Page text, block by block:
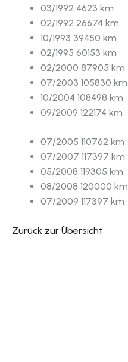
03/1992 4623 km
02/1992 26674 km
10/1993 39450 km
02/1995 60153 km
02/2000 87905 km
07/2003 105830 km
10/2004 108498 km
09/2009 122174 km
07/2005 110762 km
07/2007 117397 km
05/2008 119305 km
08/2008 120000 km
07/2009 117397 km
Zurück zur Übersicht